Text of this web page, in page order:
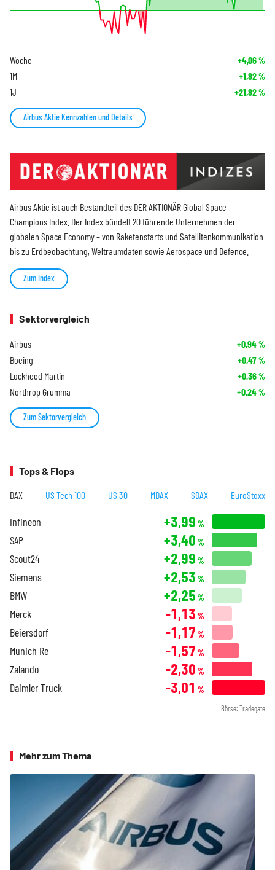
Woche +4,06%
1M +1,82%
1J +21,82%
Airbus Aktie Kennzahlen und Details
Airbus Aktie ist auch Bestandteil des DER AKTIONÄR Global Space
Champions Index. Der Index bündelt 20 führende Unternehmen der
globalen Space Economy – von Raketenstarts und Satellitenkommunikation
bis zu Erdbeobachtung, Weltraumdaten sowie Aerospace und Defence.
Zum Index
Sektorvergleich
Airbus +0,94%
Boeing +0,47%
Lockheed Martin +0,36%
Northrop Grumma +0,24%
Zum Sektorvergleich
Tops & Flops
DAX US Tech 100 US 30 MDAX SDAX EuroStoxx
Infineon +3,99 %
SAP +3,40 %
Scout24 +2,99 %
Siemens +2,53 %
BMW +2,25 %
Merck -1,13 %
Beiersdorf -1,17 %
Munich Re -1,57 %
Zalando -2,30 %
Daimler Truck -3,01 %
Börse: Tradegate
Mehr zum Thema